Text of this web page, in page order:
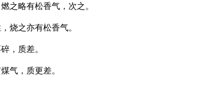
之略有松香气，次之。
烧之亦有松香气。
，质差。
气，质更差。